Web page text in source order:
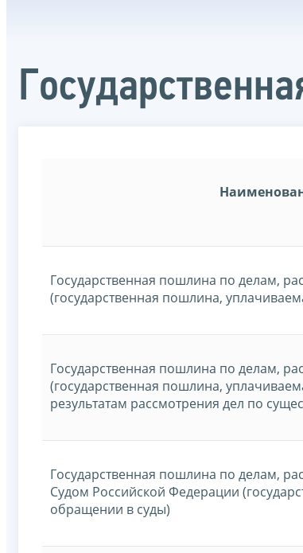
Государственная пошлина по делам,
(государственная пошлина,
Государственная пошлина по делам,
(государственная пошлина,
результатам рассмотрения дел по
Государственная пошлина по делам,
Судом Российской Федерации
обращении в суды)